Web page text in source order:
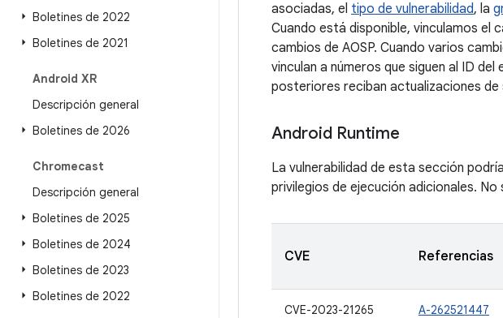
Boletines de 2022
Boletines de 2021
Android XR
Descripción general
Boletines de 2026
Chromecast
Descripción general
Boletines de 2025
Boletines de 2024
Boletines de 2023
Boletines de 2022
asociadas, el tipo de vulnerabilidad, la
Cuando está disponible, vinculamos el
cambios de AOSP. Cuando varios
vinculan a números que siguen al ID
posteriores reciban actualizaciones de
Android Runtime
La vulnerabilidad de esta sección
privilegios de ejecución adicionales.
CVE Referencias
CVE-2023-21265 A-262521447